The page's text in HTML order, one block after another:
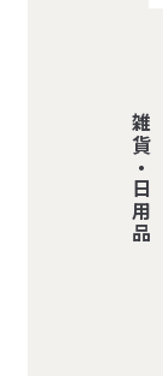
雑貨・日用品